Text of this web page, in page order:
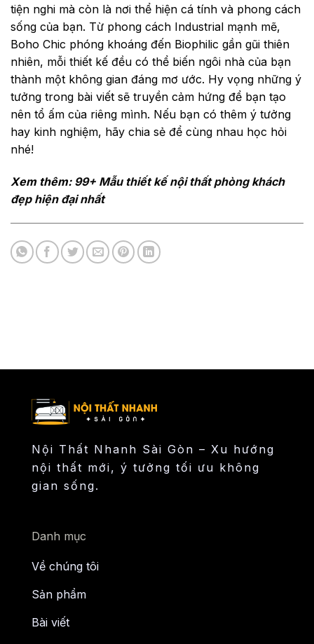
tiện nghi mà còn là nơi thể hiện cá tính và phong cách
sống của bạn. Từ phong cách Industrial mạnh mẽ,
Boho Chic phóng khoáng đến Biophilic gần gũi thiên
nhiên, mỗi thiết kế đều có thể biến ngôi nhà của bạn
thành một không gian đáng mơ ước. Hy vọng những ý
tưởng trong bài viết sẽ truyền cảm hứng để bạn tạo
nên tổ ấm của riêng mình. Nếu bạn có thêm ý tưởng
hay kinh nghiệm, hãy chia sẻ để cùng nhau học hỏi
nhé!
Xem thêm: 99+ Mẫu thiết kế nội thất phòng khách
đẹp hiện đại nhất
Nội Thất Nhanh Sài Gòn – Xu hướng
nội thất mới, ý tưởng tối ưu không
gian sống.
Danh mục
Về chúng tôi
Sản phẩm
Bài viết